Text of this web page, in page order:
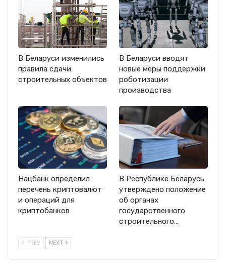
В Беларуси изменились
правила сдачи
строительных объектов
В Беларуси вводят
новые меры поддержки
роботизации
производства
Нацбанк определил
перечень криптовалют
и операций для
криптобанков
В Республике Беларусь
утверждено положение
об органах
государственного
строительного…
PREV NEXT